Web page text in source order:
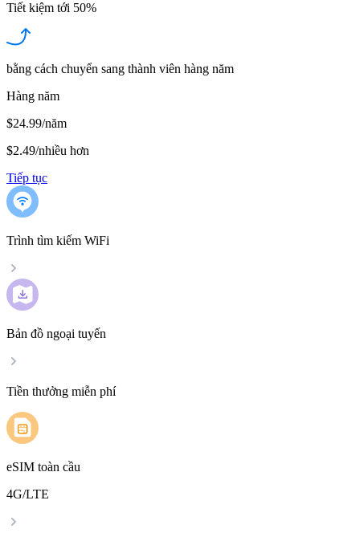
Tiết kiệm tới 50%
bằng cách chuyển sang thành viên hàng năm
Hàng năm
$24.99/năm
$2.49/nhiều hơn
Tiếp tục
Trình tìm kiếm WiFi
Bản đồ ngoại tuyến
Tiền thưởng miễn phí
eSIM toàn cầu
4G/LTE